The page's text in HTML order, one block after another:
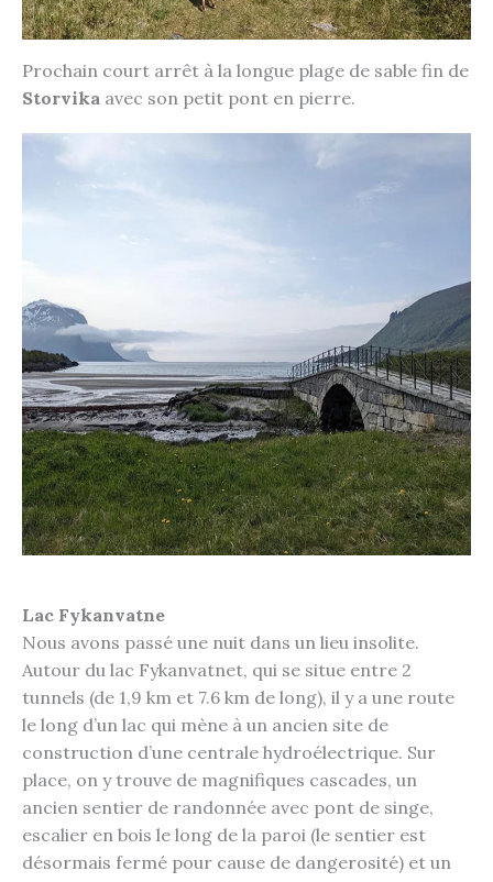
Prochain court arrêt à la longue plage de sable fin de
Storvika avec son petit pont en pierre.
Lac Fykanvatne
Nous avons passé une nuit dans un lieu insolite.
Autour du lac Fykanvatnet, qui se situe entre 2
tunnels (de 1,9 km et 7.6 km de long), il y a une route
le long d’un lac qui mène à un ancien site de
construction d’une centrale hydroélectrique. Sur
place, on y trouve de magnifiques cascades, un
ancien sentier de randonnée avec pont de singe,
escalier en bois le long de la paroi (le sentier est
désormais fermé pour cause de dangerosité) et un